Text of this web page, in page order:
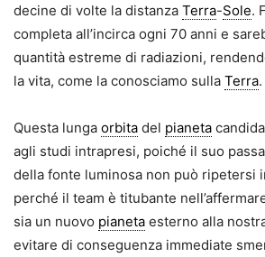
decine di volte la distanza Terra-Sole.
completa all’incirca ogni 70 anni e
quantità estreme di radiazioni,
la vita, come la conosciamo sulla Terra.
Questa lunga orbita del pianeta
agli studi intrapresi, poiché il suo
della fonte luminosa non può ripetersi
perché il team è titubante
sia un nuovo pianeta esterno alla
evitare di conseguenza immediate